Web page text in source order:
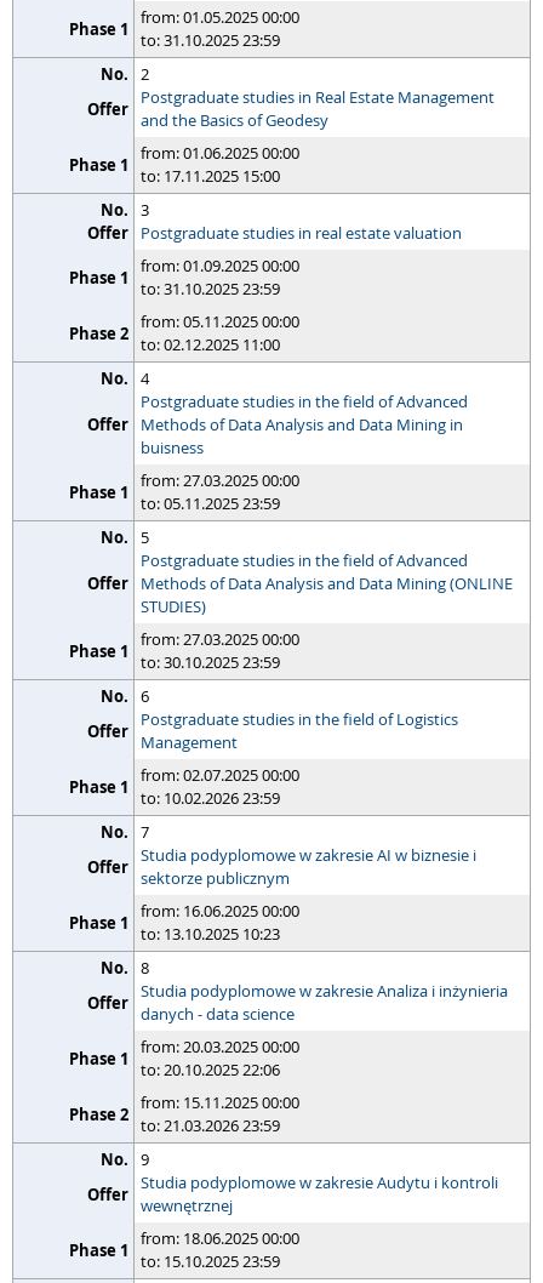
from: 01.05.2025 00:00
to: 31.10.2025 23:59
2
Postgraduate studies in Real Estate Management
and the Basics of Geodesy
from: 01.06.2025 00:00
to: 17.11.2025 15:00
3
Postgraduate studies in real estate valuation
from: 01.09.2025 00:00
to: 31.10.2025 23:59
from: 05.11.2025 00:00
to: 02.12.2025 11:00
4
Postgraduate studies in the field of Advanced
Methods of Data Analysis and Data Mining in
buisness
from: 27.03.2025 00:00
to: 05.11.2025 23:59
5
Postgraduate studies in the field of Advanced
Methods of Data Analysis and Data Mining (ONLINE
STUDIES)
from: 27.03.2025 00:00
to: 30.10.2025 23:59
6
Postgraduate studies in the field of Logistics
Management
from: 02.07.2025 00:00
to: 10.02.2026 23:59
7
Studia podyplomowe w zakresie AI w biznesie i
sektorze publicznym
from: 16.06.2025 00:00
to: 13.10.2025 10:23
8
Studia podyplomowe w zakresie Analiza i inżynieria
danych - data science
from: 20.03.2025 00:00
to: 20.10.2025 22:06
from: 15.11.2025 00:00
to: 21.03.2026 23:59
9
Studia podyplomowe w zakresie Audytu i kontroli
wewnętrznej
from: 18.06.2025 00:00
to: 15.10.2025 23:59